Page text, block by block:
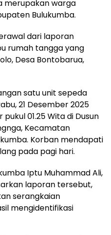
merupakan warga
Bulukumba.
dari laporan
rumah tangga yang
Desa Bontobarua,
satu unit sepeda
21 Desember 2025
01.25 Wita di Dusun
Kecamatan
Korban mendapati
pada pagi hari.
Iptu Muhammad Ali,
laporan tersebut,
serangkaian
mengidentifikasi